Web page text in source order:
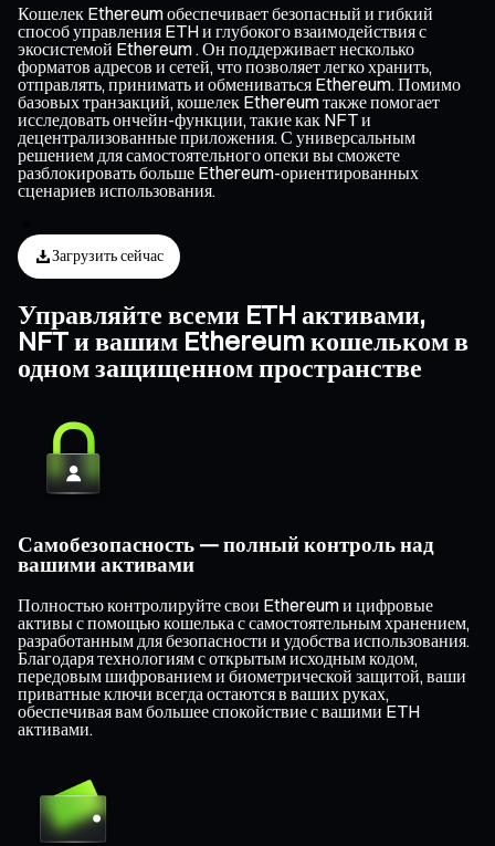
Кошелек Ethereum обеспечивает безопасный и гибкий
способ управления ETH и глубокого взаимодействия с
экосистемой Ethereum . Он поддерживает несколько
форматов адресов и сетей, что позволяет легко хранить,
отправлять, принимать и обмениваться Ethereum. Помимо
базовых транзакций, кошелек Ethereum также помогает
исследовать ончейн-функции, такие как NFT и
децентрализованные приложения. С универсальным
решением для самостоятельного опеки вы сможете
разблокировать больше Ethereum-ориентированных
сценариев использования.
Загрузить сейчас
Управляйте всеми ETH активами,
NFT и вашим Ethereum кошельком в
одном защищенном пространстве
Самобезопасность — полный контроль над
вашими активами
Полностью контролируйте свои Ethereum и цифровые
активы с помощью кошелька с самостоятельным хранением,
разработанным для безопасности и удобства использования.
Благодаря технологиям с открытым исходным кодом,
передовым шифрованием и биометрической защитой, ваши
приватные ключи всегда остаются в ваших руках,
обеспечивая вам большее спокойствие с вашими ETH
активами.